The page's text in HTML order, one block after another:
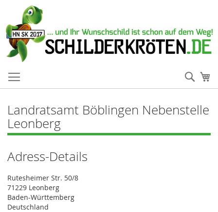
Landratsamt Böblingen Nebenstelle
Leonberg
Adress-Details
Rutesheimer Str. 50/8
71229 Leonberg
Baden-Württemberg
Deutschland